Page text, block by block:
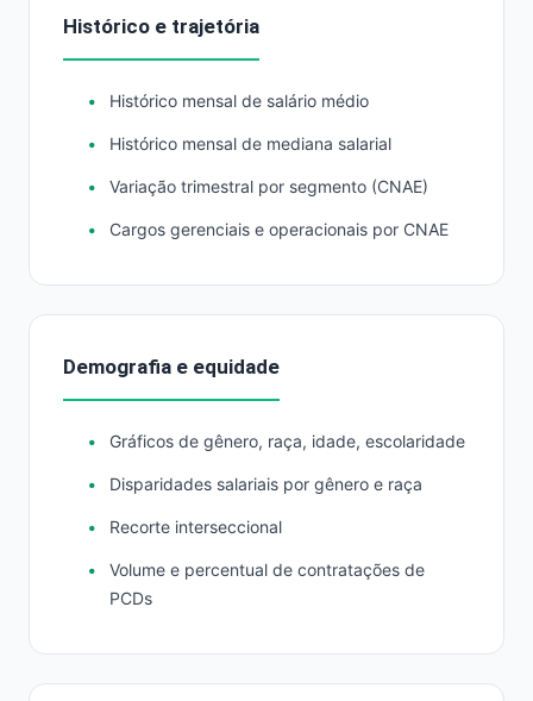
Histórico e trajetória
Histórico mensal de salário médio
Histórico mensal de mediana salarial
Variação trimestral por segmento (CNAE)
Cargos gerenciais e operacionais por CNAE
Demografia e equidade
Gráficos de gênero, raça, idade, escolaridade
Disparidades salariais por gênero e raça
Recorte interseccional
Volume e percentual de contratações de
PCDs